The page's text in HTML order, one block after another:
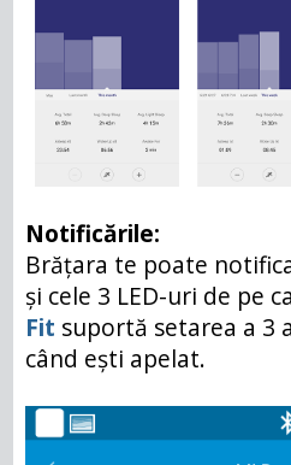
Notificările:
Brățara te poate
și cele 3 LED-uri de pe
Fit suportă setarea a 3
când ești apelat.